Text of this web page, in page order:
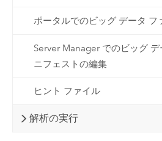
ポータルでのビッグ データ フ
Server Manager でのビッグ
ニフェストの編集
ヒント ファイル
解析の実行